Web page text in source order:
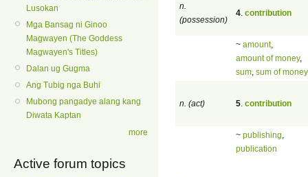
Lusokan
Mga Bansag ni Ginoo
Magwayen (The Goddess
Magwayen's Titles)
Dalan ug Gugma
Ang Tubig nga Buhi
Mubong pangadye alang kang
Diwata Kaptan
more
Active forum topics
n.
(possession)
4 contribution
~ amount,
amount of money,
sum sum of money
n. (act) 5 contribution
~ publishing
publication